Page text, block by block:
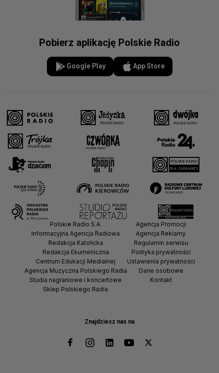
Pobierz aplikację Polskie Radio
Google Play App Store
Znajdziesz nas na
Polskie Radio S.A.
Informacyjna Agencja Radiowa
Redakcja Katolicka
Redakcja Ekumeniczna
Centrum Edukacji Medialnej
Agencja Muzyczna Polskiego Radia
Studia nagraniowe i koncertowe
Sklep Polskiego Radia
Agencja Promocji
Agencja Reklamy
Regulamin serwisu
Polityka prywatności
Ustawienia prywatności
Dane osobowe
Kontakt